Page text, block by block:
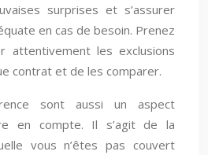
surprises et s’assurer
en cas de besoin. Prenez
attentivement les exclusions
contrat et de les comparer.
sont aussi un aspect
en compte. Il s’agit de la
vous n’êtes pas couvert